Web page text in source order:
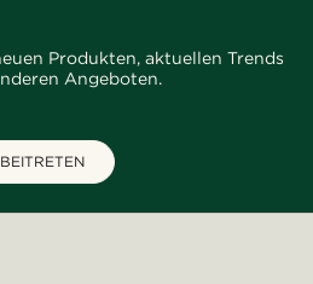
Produkten, aktuellen Trends
Angeboten.
BEITRETEN